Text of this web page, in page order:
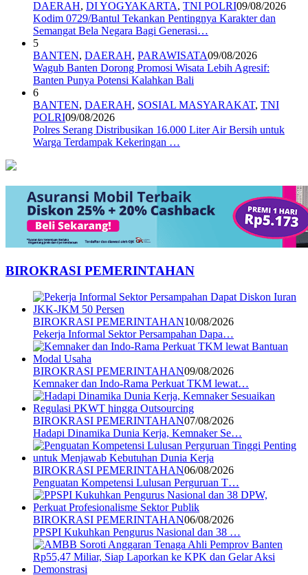
DAERAH, DI YOGYAKARTA, TNI POLRI09/08/2026
Kodim 0729/Bantul Tekankan Pentingnya Karakter dan
Semangat Bela Negara Bagi Generasi…
5
BANTEN, DAERAH, PARAWISATA09/08/2026
Wagub Banten Dorong Promosi Wisata Lebih Agresif:
Banten Punya Potensi Kalahkan Bali
6
BANTEN, DAERAH, SOSIAL MASYARAKAT, TNI
POLRI09/08/2026
Polres Serang Distribusikan 16.000 Liter Air Bersih untuk
Warga Terdampak Kekeringan …
BIROKRASI PEMERINTAHAN
BIROKRASI PEMERINTAHAN10/08/2026
Pekerja Informal Sektor Persampahan Dapa…
BIROKRASI PEMERINTAHAN09/08/2026
Kemnaker dan Indo-Rama Perkuat TKM lewat…
BIROKRASI PEMERINTAHAN07/08/2026
Hadapi Dinamika Dunia Kerja, Kemnaker Se…
BIROKRASI PEMERINTAHAN06/08/2026
Penguatan Kompetensi Lulusan Perguruan T…
BIROKRASI PEMERINTAHAN06/08/2026
PPSPI Kukuhkan Pengurus Nasional dan 38 …